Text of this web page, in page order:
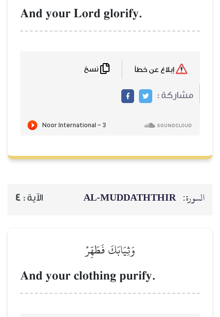
And your Lord glorify.
مشاركة :
السورة: AL‑MUDDATHTHIR الآية : 4
وَثِيَابَكَ فَطَهِّرۡ
And your clothing purify.